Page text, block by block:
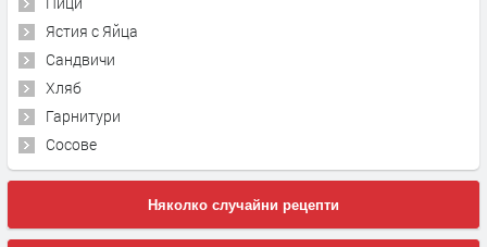
Ястия с Яйца
Сандвичи
Хляб
Гарнитури
Сосове
Няколко случайни рецепти